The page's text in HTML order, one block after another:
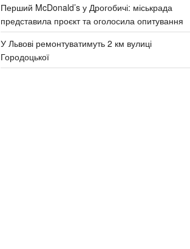
Перший McDonald’s у Дрогобичі: міськрада
представила проєкт та оголосила опитування
У Львові ремонтуватимуть 2 км вулиці
Городоцької